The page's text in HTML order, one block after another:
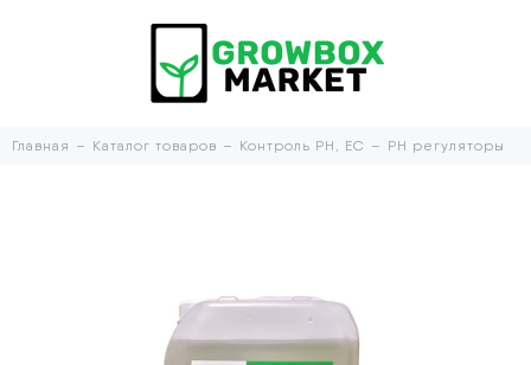
Главная Каталог товаров Контроль PH, EC PH регуляторы